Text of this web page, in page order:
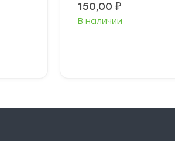
150,00 ₽
В наличии